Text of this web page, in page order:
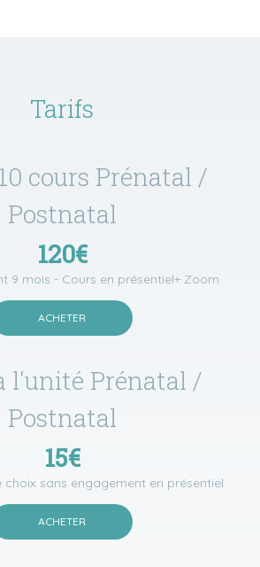
Tarifs
cours Prénatal /
Postnatal
120€
9 mois - Cours en présentiel+ Zoom
ACHETER
l'unité Prénatal /
Postnatal
15€
choix sans engagement en présentiel
ACHETER